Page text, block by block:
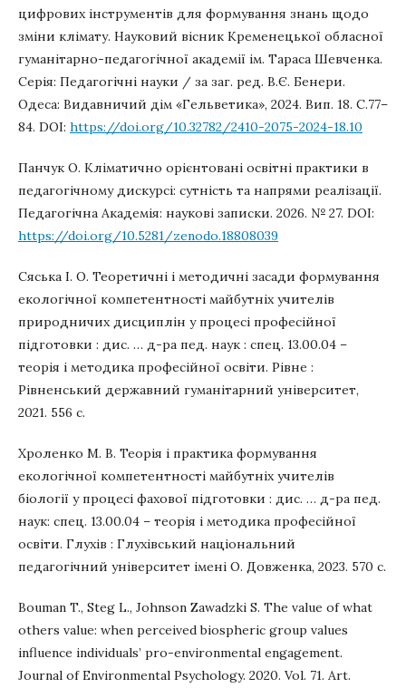
цифрових інструментів для формування знань щодо
зміни клімату. Науковий вісник Кременецької обласної
гуманітарно-педагогічної академії ім. Тараса Шевченка.
Серія: Педагогічні науки / за заг. ред. В.Є. Бенери.
Одеса: Видавничий дім «Гельветика», 2024. Вип. 18. С.77–
84. DOI: https://doi.org/10.32782/2410-2075-2024-18.10
Панчук О. Кліматично орієнтовані освітні практики в
педагогічному дискурсі: сутність та напрями реалізації.
Педагогічна Академія: наукові записки. 2026. № 27. DOI:
https://doi.org/10.5281/zenodo.18808039
Сяська І. О. Теоретичні і методичні засади формування
екологічної компетентності майбутніх учителів
природничих дисциплін у процесі професійної
підготовки : дис. … д-ра пед. наук : спец. 13.00.04 –
теорія і методика професійної освіти. Рівне :
Рівненський державний гуманітарний університет,
2021. 556 с.
Хроленко М. В. Теорія і практика формування
екологічної компетентності майбутніх учителів
біології у процесі фахової підготовки : дис. … д-ра пед.
наук: спец. 13.00.04 – теорія і методика професійної
освіти. Глухів : Глухівський національний
педагогічний університет імені О. Довженка, 2023. 570 с.
Bouman T., Steg L., Johnson Zawadzki S. The value of what
others value: when perceived biospheric group values
influence individuals’ pro-environmental engagement.
Journal of Environmental Psychology. 2020. Vol. 71. Art.